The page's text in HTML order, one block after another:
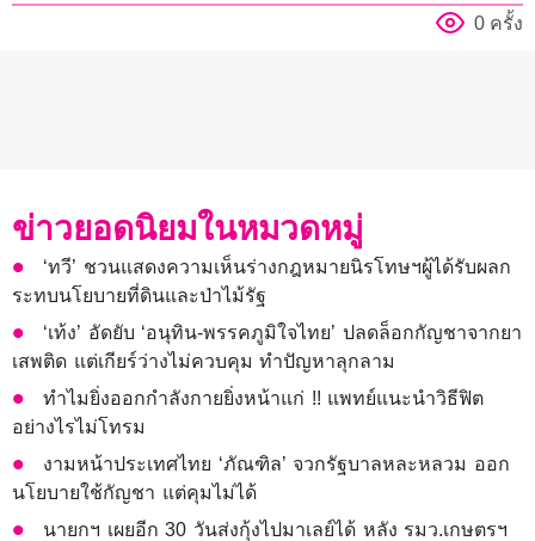
0 ครั้ง
ข่าวยอดนิยมในหมวดหมู่
‘ทวี’ ชวนแสดงความเห็นร่างกฎหมายนิรโทษฯผู้ได้รับผลก
ระทบนโยบายที่ดินและป่าไม้รัฐ
‘เท้ง’ อัดยับ ‘อนุทิน-พรรคภูมิใจไทย’ ปลดล็อกกัญชาจากยา
เสพติด แต่เกียร์ว่างไม่ควบคุม ทำปัญหาลุกลาม
ทำไมยิ่งออกกำลังกายยิ่งหน้าแก่ !! แพทย์แนะนำวิธีฟิต
อย่างไรไม่โทรม
งามหน้าประเทศไทย ‘ภัณฑิล’ จวกรัฐบาลหละหลวม ออก
นโยบายใช้กัญชา แต่คุมไม่ได้
นายกฯ เผยอีก 30 วันส่งกุ้งไปมาเลย์ได้ หลัง รมว.เกษตรฯ